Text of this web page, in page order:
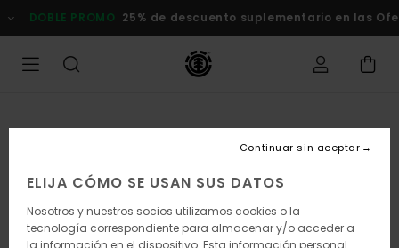
la
DOBLE PROMO 25% de descuento suplementario en las
ELIJA CÓMO SE USAN SUS DATOS
Nosotros y nuestros socios utilizamos cookies o la
tecnología correspondiente para almacenar y/o acceder a
la información en el dispositivo. Esta información personal
Continuar sin aceptar